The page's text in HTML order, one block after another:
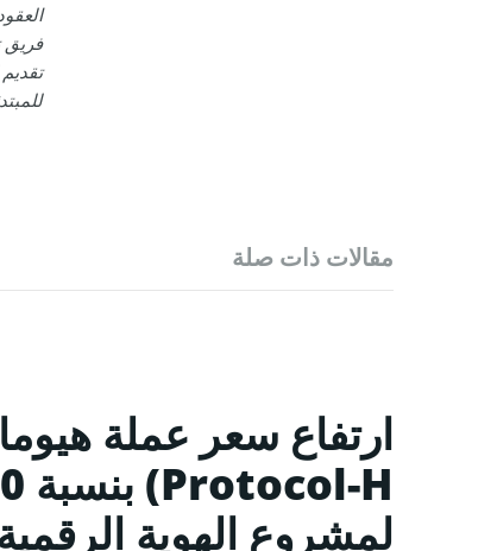
مقالات ذات صلة
لمشروع الهوية